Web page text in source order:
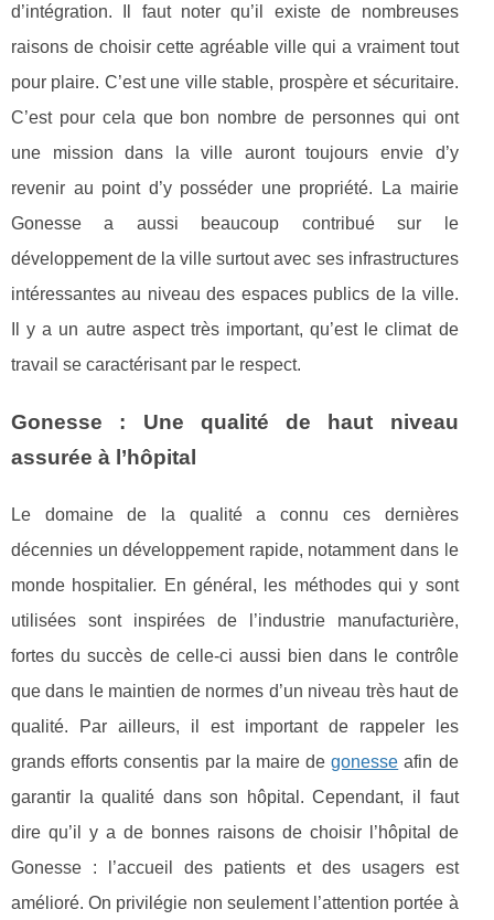
d’intégration. Il faut noter qu’il existe de nombreuses
raisons de choisir cette agréable ville qui a vraiment tout
pour plaire. C’est une ville stable, prospère et sécuritaire.
C’est pour cela que bon nombre de personnes qui ont
une mission dans la ville auront toujours envie d’y
revenir au point d’y posséder une propriété. La mairie
Gonesse a aussi beaucoup contribué sur le
développement de la ville surtout avec ses infrastructures
intéressantes au niveau des espaces publics de la ville.
Il y a un autre aspect très important, qu’est le climat de
travail se caractérisant par le respect.
Gonesse : Une qualité de haut niveau
assurée à l’hôpital
Le domaine de la qualité a connu ces dernières
décennies un développement rapide, notamment dans le
monde hospitalier. En général, les méthodes qui y sont
utilisées sont inspirées de l’industrie manufacturière,
fortes du succès de celle-ci aussi bien dans le contrôle
que dans le maintien de normes d’un niveau très haut de
qualité. Par ailleurs, il est important de rappeler les
grands efforts consentis par la maire degonesse afin de
garantir la qualité dans son hôpital. Cependant, il faut
dire qu’il y a de bonnes raisons de choisir l’hôpital de
Gonesse : l’accueil des patients et des usagers est
amélioré. On privilégie non seulement l’attention portée à